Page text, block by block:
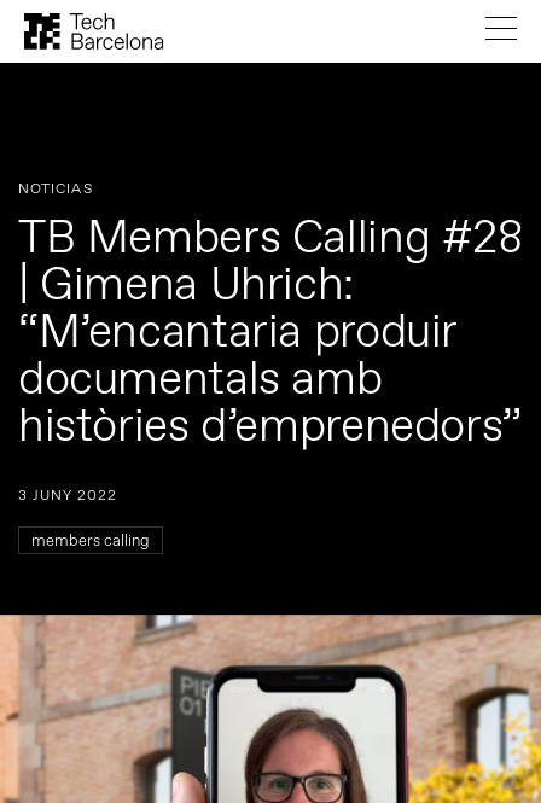
NOTICIAS
TB Members Calling #28
| Gimena Uhrich:
“M’encantaria produir
documentals amb
històries d’emprenedors”
3 JUNY 2022
members calling